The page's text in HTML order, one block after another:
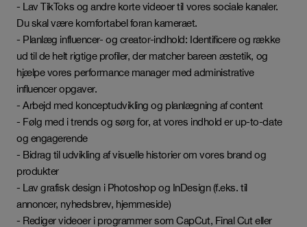
- Lav TikToks og andre korte videoer til vores sociale kanaler.
Du skal være komfortabel foran kameraet.
- Planlæg influencer- og creator-indhold: Identificere og række
ud til de helt rigtige profiler, der matcher bareen æstetik, og
hjælpe vores performance manager med administrative
influencer opgaver.
- Arbejd med konceptudvikling og planlægning af content
- Følg med i trends og sørg for, at vores indhold er up-to-date
og engagerende
- Bidrag til udvikling af visuelle historier om vores brand og
produkter
- Lav grafisk design i Photoshop og InDesign (f.eks. til
annoncer, nyhedsbrev, hjemmeside)
- Rediger videoer i programmer som CapCut, Final Cut eller